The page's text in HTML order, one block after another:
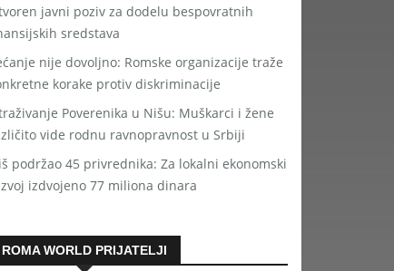
javni poziv za dodelu bespovratnih
sredstava
nije dovoljno: Romske organizacije traže
korake protiv diskriminacije
Poverenika u Nišu: Muškarci i žene
vide rodnu ravnopravnost u Srbiji
podržao 45 privrednika: Za lokalni ekonomski
izdvojeno 77 miliona dinara
ROMA WORLD PRIJATELJI